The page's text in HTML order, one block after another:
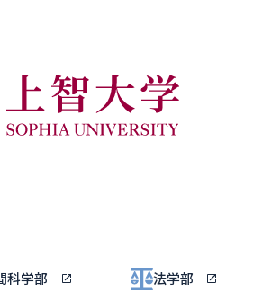
科学部 法学部